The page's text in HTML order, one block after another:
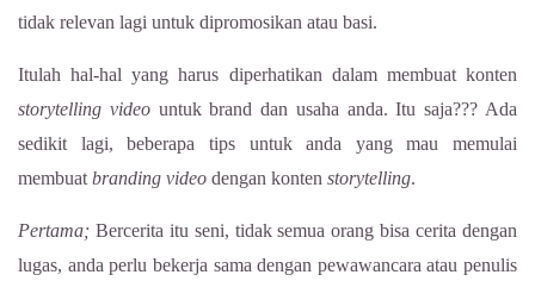
tidak relevan lagi untuk dipromosikan atau basi.
Itulah hal-hal yang harus diperhatikan dalam membuat konten
storytelling videountuk brand dan usaha anda. Itu saja??? Ada
sedikit lagi, beberapa tips untuk anda yang mau memulai
membuatbranding video dengan konten storytelling.
Pertama; Bercerita itu seni, tidak semua orang bisa cerita dengan
lugas, anda perlu bekerja sama dengan pewawancara atau penulis